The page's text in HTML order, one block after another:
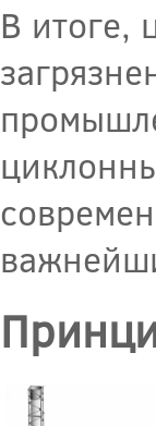
В итоге,